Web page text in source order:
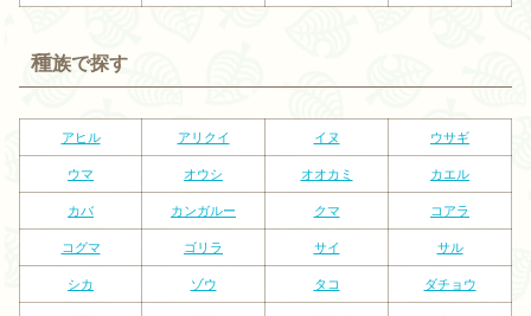
種族で探す
アヒル アリクイ イヌ ウサギ
ウマ オウシ オオカミ カエル
カバ カンガルー クマ コアラ
コグマ ゴリラ サイ サル
シカ ゾウ タコ ダチョウ